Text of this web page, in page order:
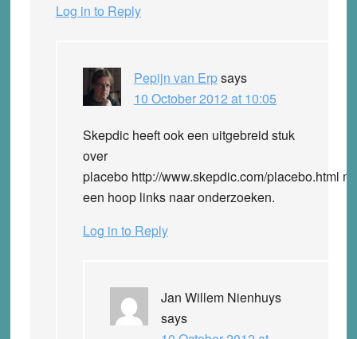
Log in to Reply
Pepijn van Erpsays
10 October 2012 at 10:05
Skepdic heeft ook een uitgebreid stuk
over
placebo http://www.skepdic.com/placebo.html
een hoop links naar onderzoeken.
Log in to Reply
Jan Willem Nienhuys
says